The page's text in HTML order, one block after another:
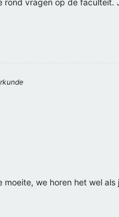
rond vragen op de faculteit.
we horen het wel als